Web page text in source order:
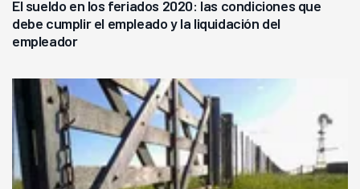
El sueldo en los feriados 2020: las condiciones que
debe cumplir el empleado y la liquidación del
empleador